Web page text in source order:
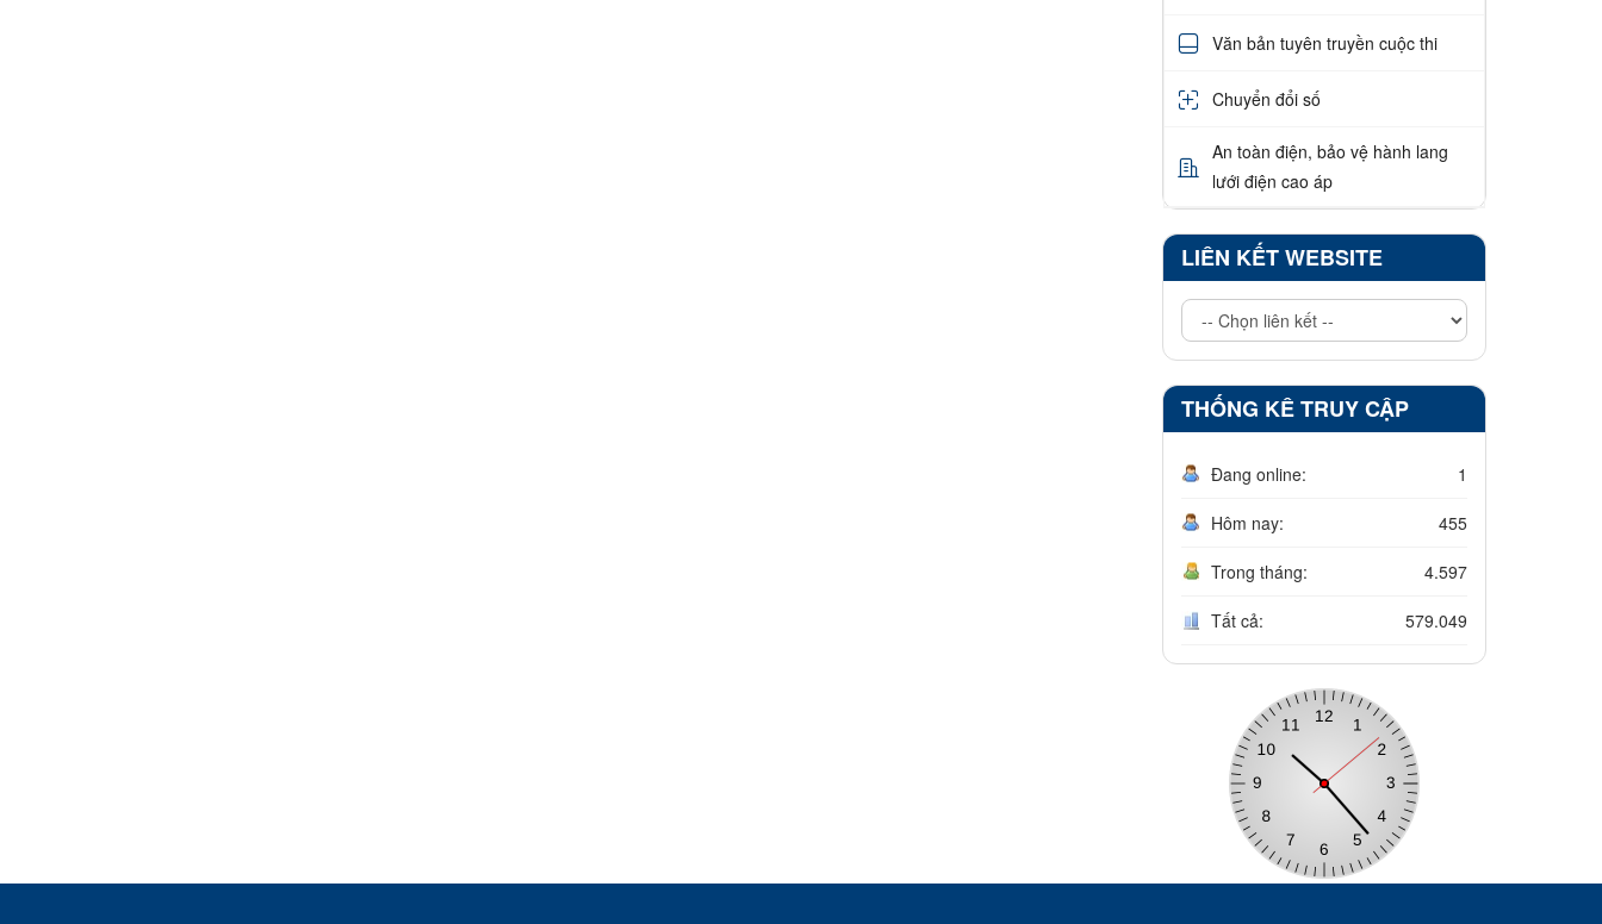
Văn bản tuyên truyền cuộc thi
Chuyển đổi số
An toàn điện, bảo vệ hành lang
lưới điện cao áp
LIÊN KẾT WEBSITE
THỐNG KÊ TRUY CẬP
Đang online: 1
Hôm nay: 455
Trong tháng: 4.597
Tất cả: 579.049